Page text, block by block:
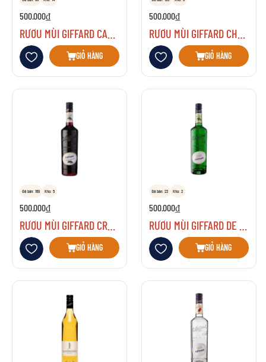
500.000₫
RƯỢU MÙI GIFFARD CACAO WHITE
Thêm vào danh sách yêu thích
GIỎ HÀNG
500.000₫
RƯỢU MÙI GIFFARD CHERRY BRANDY
Thêm vào danh sách yêu thích
GIỎ HÀNG
Đã bán: 169 Kho: 5
500.000₫
RƯỢU MÙI GIFFARD CREME DE CASSIS IMPERIAL
Thêm vào danh sách yêu thích
GIỎ HÀNG
Đã bán: 23 Kho: 2
500.000₫
RƯỢU MÙI GIFFARD DE MENTHE
Thêm vào danh sách yêu thích
GIỎ HÀNG